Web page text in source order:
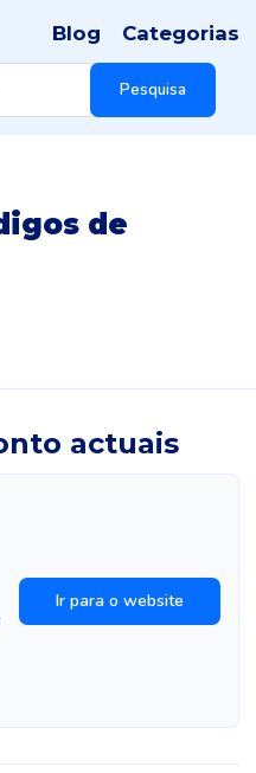
Pesquisa
Blog Categorias
de
actuais
Ir para o website